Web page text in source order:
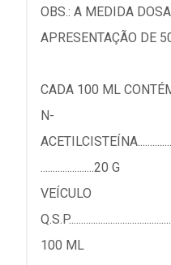
OBS.: A MEDIDA
APRESENTAÇÃO DE
CADA 100 ML
N-
......................20 G
VEÍCULO
100 ML